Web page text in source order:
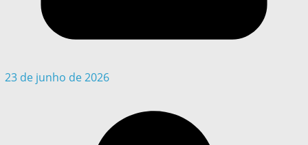
23 de junho de 2026